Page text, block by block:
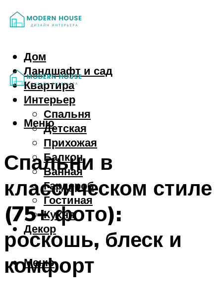
Дом
Ландшафт и сад
Квартира
Интерьер
Спальня
Детская
Прихожая
Балкон
Ванная
Гардероб
Гостиная
Кухня
Декор
Меню
Меню
Спальни в
классическом стиле
(75+ фото):
роскошь, блеск и
комфорт